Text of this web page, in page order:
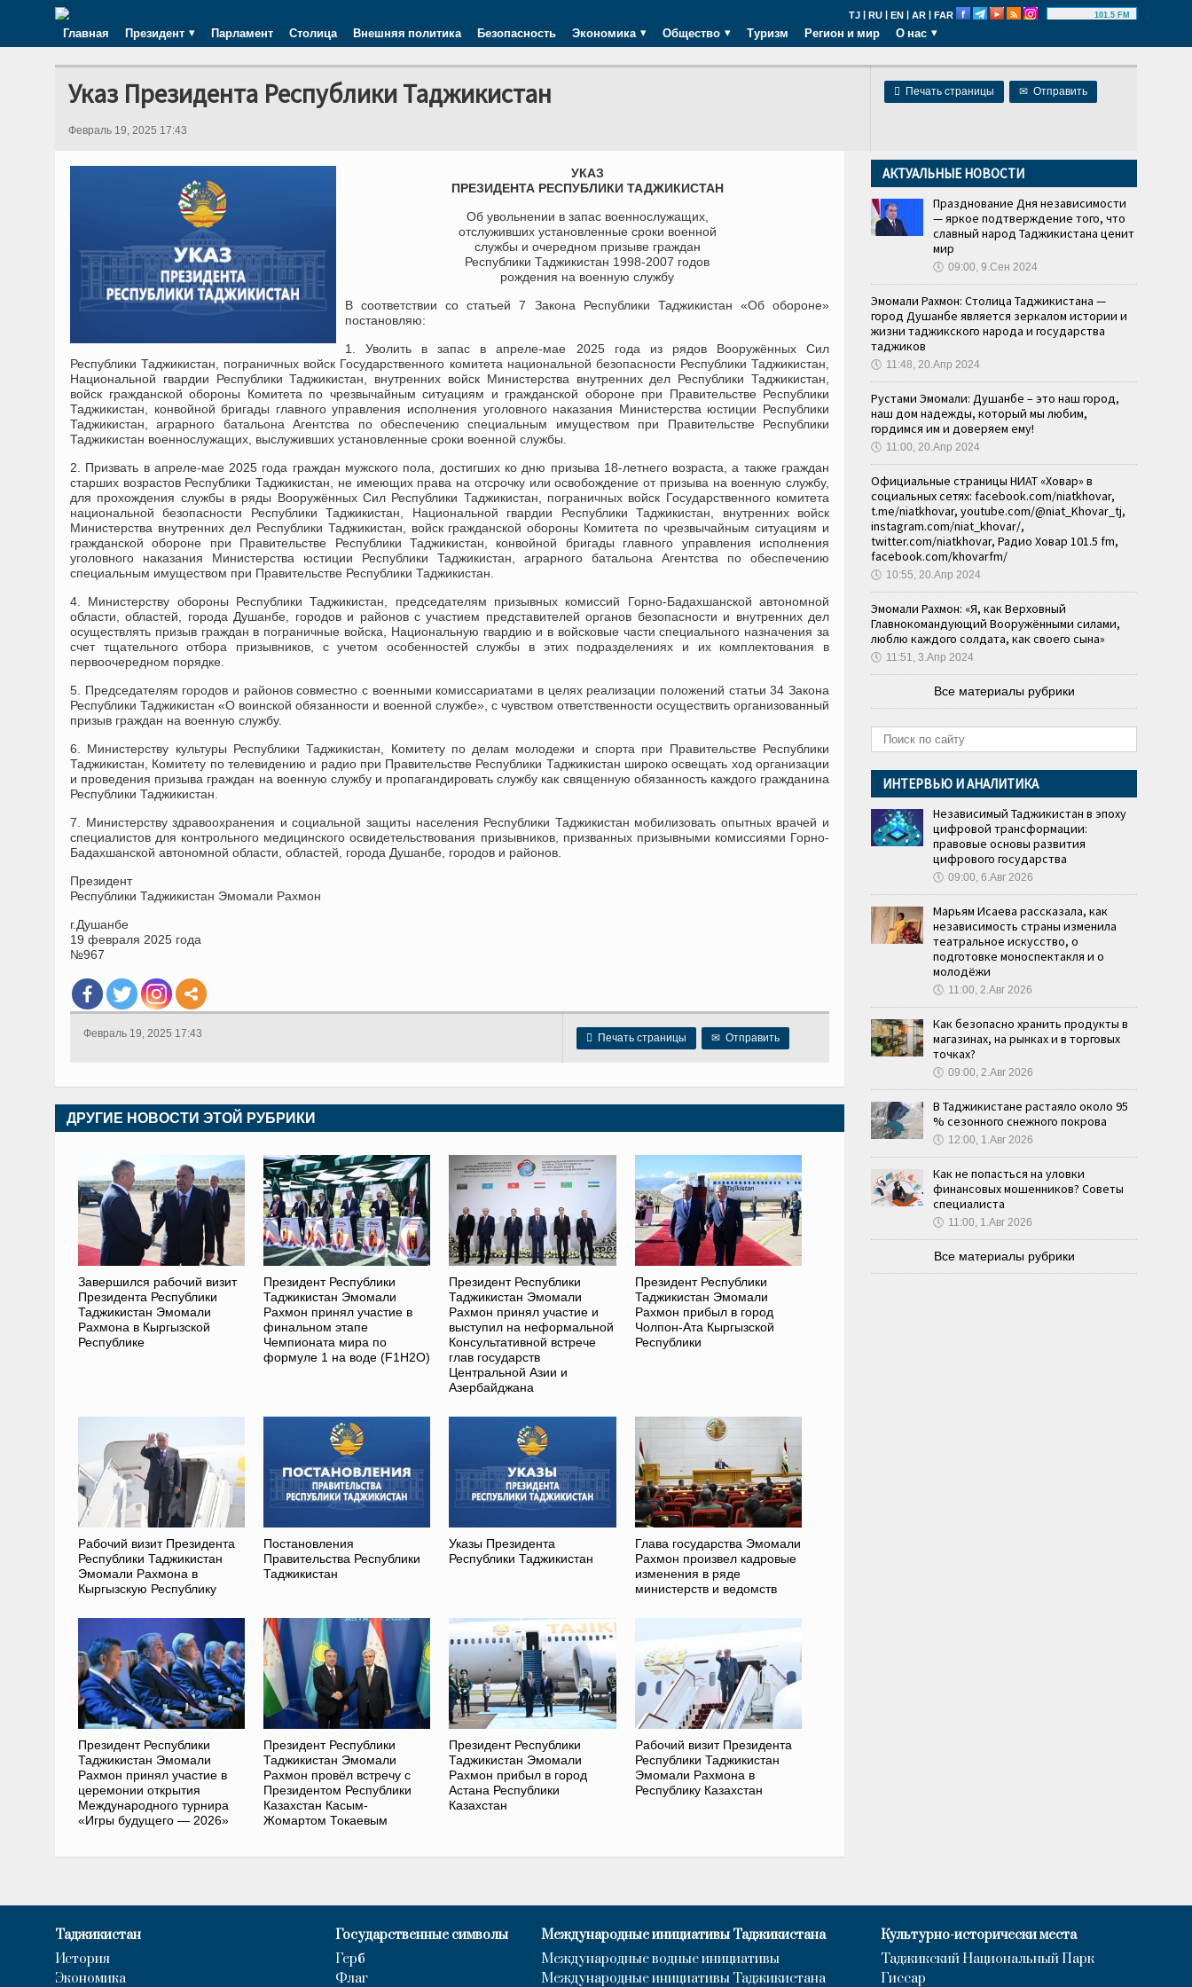
TJ | RU | EN | AR | FAR 101.5 FM
Главная Президент Парламент Столица Внешняя политика Безопасность Экономика Общество Туризм Регион и мир О нас
 Печать страницы ✉ Отправить
Указ Президента Республики Таджикистан
Февраль 19, 2025 17:43
УКАЗ
ПРЕЗИДЕНТА РЕСПУБЛИКИ ТАДЖИКИСТАН
Об увольнении в запас военнослужащих,
отслуживших установленные сроки военной
службы и очередном призыве граждан
Республики Таджикистан 1998-2007 годов
рождения на военную службу
В соответствии со статьей 7 Закона Республики Таджикистан «Об обороне»
постановляю:
1. Уволить в запас в апреле-мае 2025 года из рядов Вооружённых Сил
Республики Таджикистан, пограничных войск Государственного комитета национальной безопасности Республики Таджикистан,
Национальной гвардии Республики Таджикистан, внутренних войск Министерства внутренних дел Республики Таджикистан,
войск гражданской обороны Комитета по чрезвычайным ситуациям и гражданской обороне при Правительстве Республики
Таджикистан, конвойной бригады главного управления исполнения уголовного наказания Министерства юстиции Республики
Таджикистан, аграрного батальона Агентства по обеспечению специальным имуществом при Правительстве Республики
Таджикистан военнослужащих, выслуживших установленные сроки военной службы.
2. Призвать в апреле-мае 2025 года граждан мужского пола, достигших ко дню призыва 18-летнего возраста, а также граждан
старших возрастов Республики Таджикистан, не имеющих права на отсрочку или освобождение от призыва на военную службу,
для прохождения службы в ряды Вооружённых Сил Республики Таджикистан, пограничных войск Государственного комитета
национальной безопасности Республики Таджикистан, Национальной гвардии Республики Таджикистан, внутренних войск
Министерства внутренних дел Республики Таджикистан, войск гражданской обороны Комитета по чрезвычайным ситуациям и
гражданской обороне при Правительстве Республики Таджикистан, конвойной бригады главного управления исполнения
уголовного наказания Министерства юстиции Республики Таджикистан, аграрного батальона Агентства по обеспечению
специальным имуществом при Правительстве Республики Таджикистан.
4. Министерству обороны Республики Таджикистан, председателям призывных комиссий Горно-Бадахшанской автономной
области, областей, города Душанбе, городов и районов с участием представителей органов безопасности и внутренних дел
осуществлять призыв граждан в пограничные войска, Национальную гвардию и в войсковые части специального назначения за
счет тщательного отбора призывников, с учетом особенностей службы в этих подразделениях и их комплектования в
первоочередном порядке.
5. Председателям городов и районов совместно с военными комиссариатами в целях реализации положений статьи 34 Закона
Республики Таджикистан «О воинской обязанности и военной службе», с чувством ответственности осуществить организованный
призыв граждан на военную службу.
6. Министерству культуры Республики Таджикистан, Комитету по делам молодежи и спорта при Правительстве Республики
Таджикистан, Комитету по телевидению и радио при Правительстве Республики Таджикистан широко освещать ход организации
и проведения призыва граждан на военную службу и пропагандировать службу как священную обязанность каждого гражданина
Республики Таджикистан.
7. Министерству здравоохранения и социальной защиты населения Республики Таджикистан мобилизовать опытных врачей и
специалистов для контрольного медицинского освидетельствования призывников, призванных призывными комиссиями Горно-
Бадахшанской автономной области, областей, города Душанбе, городов и районов.
Президент
Республики Таджикистан Эмомали Рахмон
г.Душанбе
19 февраля 2025 года
№967
 Печать страницы ✉ Отправить
Февраль 19, 2025 17:43
ДРУГИЕ НОВОСТИ ЭТОЙ РУБРИКИ
Завершился рабочий визит
Президента Республики
Таджикистан Эмомали
Рахмона в Кыргызской
Республике
Президент Республики
Таджикистан Эмомали
Рахмон принял участие в
финальном этапе
Чемпионата мира по
формуле 1 на воде (F1H2O)
Президент Республики
Таджикистан Эмомали
Рахмон принял участие и
выступил на неформальной
Консультативной встрече
глав государств
Центральной Азии и
Азербайджана
Президент Республики
Таджикистан Эмомали
Рахмон прибыл в город
Чолпон-Ата Кыргызской
Республики
Рабочий визит Президента
Республики Таджикистан
Эмомали Рахмона в
Кыргызскую Республику
Постановления
Правительства Республики
Таджикистан
Указы Президента
Республики Таджикистан
Глава государства Эмомали
Рахмон произвел кадровые
изменения в ряде
министерств и ведомств
Президент Республики
Таджикистан Эмомали
Рахмон принял участие в
церемонии открытия
Международного турнира
«Игры будущего — 2026»
Президент Республики
Таджикистан Эмомали
Рахмон провёл встречу с
Президентом Республики
Казахстан Касым-
Жомартом Токаевым
Президент Республики
Таджикистан Эмомали
Рахмон прибыл в город
Астана Республики
Казахстан
Рабочий визит Президента
Республики Таджикистан
Эмомали Рахмона в
Республику Казахстан
АКТУАЛЬНЫЕ НОВОСТИ
Празднование Дня независимости
— яркое подтверждение того, что
славный народ Таджикистана ценит
мир
🕔 09:00, 9.Сен 2024
Эмомали Рахмон: Столица Таджикистана —
город Душанбе является зеркалом истории и
жизни таджикского народа и государства
таджиков
🕔 11:48, 20.Апр 2024
Рустами Эмомали: Душанбе – это наш город,
наш дом надежды, который мы любим,
гордимся им и доверяем ему!
🕔 11:00, 20.Апр 2024
Официальные страницы НИАТ «Ховар» в
социальных сетях: facebook.com/niatkhovar,
t.me/niatkhovar, youtube.com/@niat_Khovar_tj,
instagram.com/niat_khovar/,
twitter.com/niatkhovar, Радио Ховар 101.5 fm,
facebook.com/khovarfm/
🕔 10:55, 20.Апр 2024
Эмомали Рахмон: «Я, как Верховный
Главнокомандующий Вооружёнными силами,
люблю каждого солдата, как своего сына»
🕔 11:51, 3.Апр 2024
Все материалы рубрики
ИНТЕРВЬЮ И АНАЛИТИКА
Независимый Таджикистан в эпоху
цифровой трансформации:
правовые основы развития
цифрового государства
🕔 09:00, 6.Авг 2026
Марьям Исаева рассказала, как
независимость страны изменила
театральное искусство, о
подготовке моноспектакля и о
молодёжи
🕔 11:00, 2.Авг 2026
Как безопасно хранить продукты в
магазинах, на рынках и в торговых
точках?
🕔 09:00, 2.Авг 2026
В Таджикистане растаяло около 95
% сезонного снежного покрова
🕔 12:00, 1.Авг 2026
Как не попасться на уловки
финансовых мошенников? Советы
специалиста
🕔 11:00, 1.Авг 2026
Все материалы рубрики
Таджикистан
История
Экономика
Государственные символы
Герб
Флаг
Международные инициативы Таджикистана
Международные водные инициативы
Международные инициативы Таджикистана
Культурно-исторически места
Таджикский Национальный Парк
Гиссар